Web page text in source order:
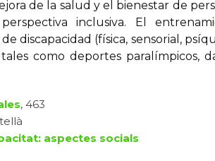
de la salud y el bienestar de
inclusiva. El
discapacidad (física, sensorial,
como deportes paralímpicos,
, 463
aspectes socials